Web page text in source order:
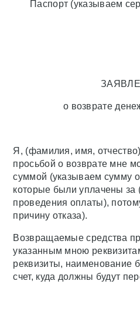
Паспорт (указываем
о возврате
Я, (фамилия, имя,
просьбой о возврате мне
суммой (указываем сумму
которые были уплачены за
проведения оплаты),
причину отказа).
Возвращаемые средства
указанным мною
реквизиты, наименование
счет, куда должны будут